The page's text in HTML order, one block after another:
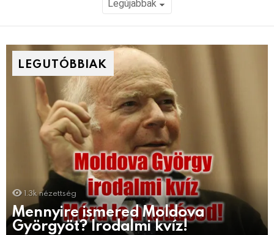
LEGUTÓBBIAK
1.3k nézettség
Mennyire ismered Moldova
Györgyöt? Irodalmi kvíz!